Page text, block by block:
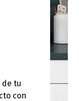
de tu
con